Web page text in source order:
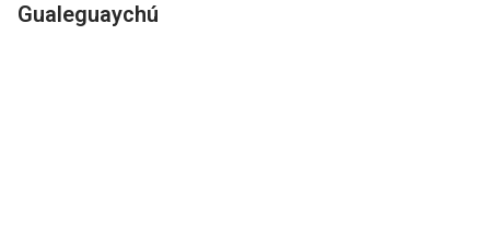
Gualeguaychú